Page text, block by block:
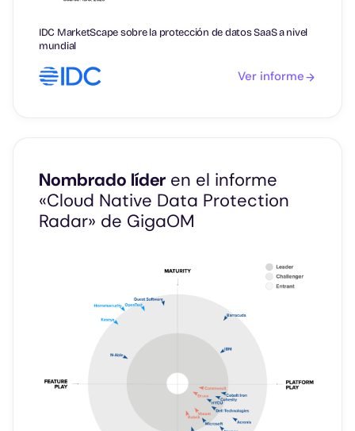
IDC MarketScape sobre la protección de datos SaaS a nivel
mundial
Ver informe
Nombrado líder en el informe
«Cloud Native Data Protection
Radar» de GigaOM